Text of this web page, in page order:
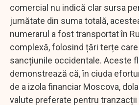
comercial nu indică clar sursa
jumătate din suma totală,
numerarul a fost transportat în
complexă, folosind țări terțe
sancțiunile occidentale. Aceste
demonstrează că, în ciuda
de a izola financiar Moscova,
valute preferate pentru tranzacții